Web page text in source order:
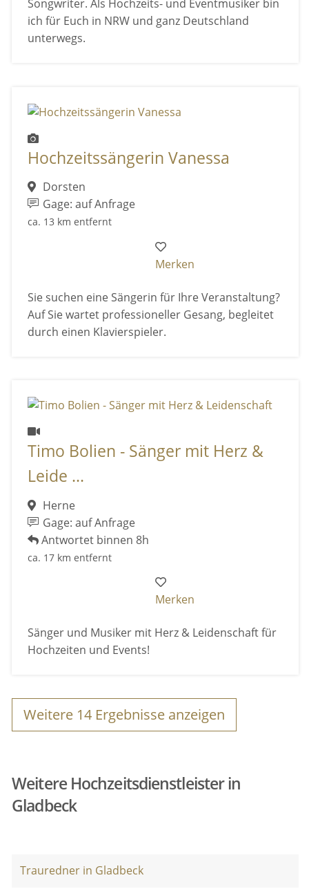
Songwriter. Als Hochzeits- und Eventmusiker bin
ich für Euch in NRW und ganz Deutschland
unterwegs.
Hochzeitssängerin Vanessa
Dorsten
Gage: auf Anfrage
ca. 13 km entfernt
Merken
Sie suchen eine Sängerin für Ihre Veranstaltung?
Auf Sie wartet professioneller Gesang, begleitet
durch einen Klavierspieler.
Timo Bolien - Sänger mit Herz &
Leide ...
Herne
Gage: auf Anfrage
Antwortet binnen 8h
ca. 17 km entfernt
Merken
Sänger und Musiker mit Herz & Leidenschaft für
Hochzeiten und Events!
Weitere 14 Ergebnisse anzeigen
Weitere Hochzeitsdienstleister in
Gladbeck
Trauredner in Gladbeck